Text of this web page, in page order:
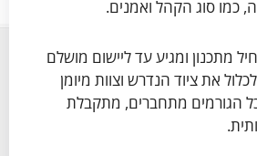
כמו סוג הקהל ואמנים.
מתכנון ומגיע עד ליישום מושלם
את ציוד הנדרש וצוות מיומן
הגורמים מתחברים, מתקבלת